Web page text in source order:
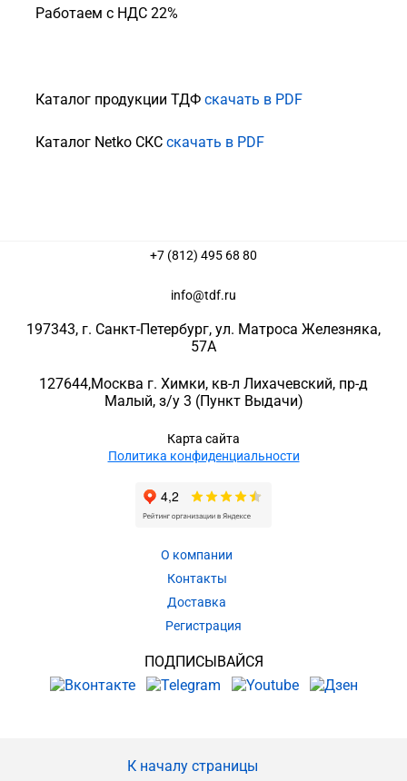
Работаем с НДС 22%
Каталог продукции ТДФ скачать в PDF
Каталог Netko СКС скачать в PDF
+7 (812) 495 68 80
info@tdf.ru
197343, г. Санкт-Петербург, ул. Матроса Железняка,
57A
127644,Москва г. Химки, кв-л Лихачевский, пр-д
Малый, з/у 3 (Пункт Выдачи)
Карта сайта
Политика конфиденциальности
О компании
Контакты
Доставка
Регистрация
ПОДПИСЫВАЙСЯ
К началу страницы